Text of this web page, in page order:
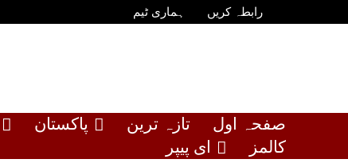
رابطہ کریں ہماری ٹیم
صفحہ اول تازہ ترین پاکستان
کالمز
ای پیپر